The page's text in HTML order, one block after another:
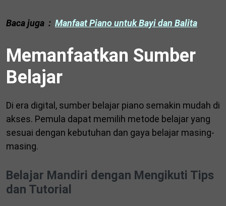
Baca juga : Manfaat Piano untuk Bayi dan Balita
Memanfaatkan Sumber
Belajar
Di era digital, sumber belajar piano semakin mudah di
akses. Pemula dapat memilih metode belajar yang
sesuai dengan kebutuhan dan gaya belajar masing-
masing.
Belajar Mandiri dengan Mengikuti Tips
dan Tutorial